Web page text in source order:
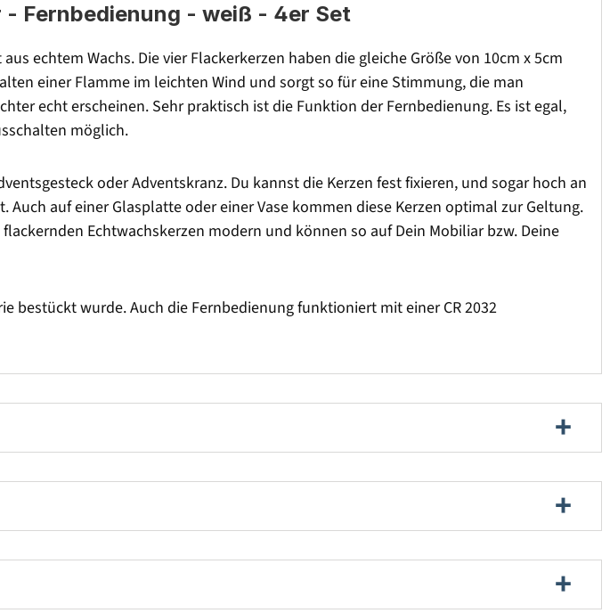
- Fernbedienung - weiß - 4er Set
echtem Wachs. Die vier Flackerkerzen haben die gleiche Größe von 10cm x 5cm
einer Flamme im leichten Wind und sorgt so für eine Stimmung, die man
echt erscheinen. Sehr praktisch ist die Funktion der Fernbedienung. Es ist egal,
möglich.
oder Adventskranz. Du kannst die Kerzen fest fixieren, und sogar hoch an
auf einer Glasplatte oder einer Vase kommen diese Kerzen optimal zur Geltung.
Echtwachskerzen modern und können so auf Dein Mobiliar bzw. Deine
bestückt wurde. Auch die Fernbedienung funktioniert mit einer CR 2032